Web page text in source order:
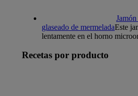
glaseado de mermeladaEste
lentamente en el horno
Recetas por producto